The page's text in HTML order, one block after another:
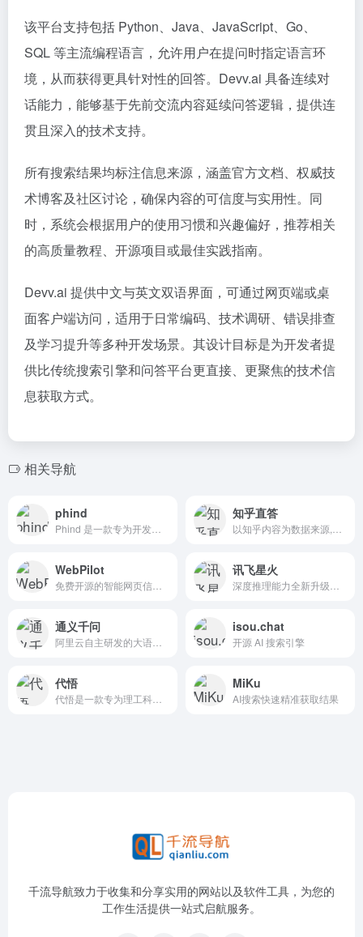
该平台支持包括 Python、Java、JavaScript、Go、
SQL 等主流编程语言，允许用户在提问时指定语言环
境，从而获得更具针对性的回答。Devv.ai 具备连续对
话能力，能够基于先前交流内容延续问答逻辑，提供连
贯且深入的技术支持。
所有搜索结果均标注信息来源，涵盖官方文档、权威技
术博客及社区讨论，确保内容的可信度与实用性。同
时，系统会根据用户的使用习惯和兴趣偏好，推荐相关
的高质量教程、开源项目或最佳实践指南。
Devv.ai 提供中文与英文双语界面，可通过网页端或桌
面客户端访问，适用于日常编码、技术调研、错误排查
及学习提升等多种开发场景。其设计目标是为开发者提
供比传统搜索引擎和问答平台更直接、更聚焦的技术信
息获取方式。
相关导航
phind 知乎直答
WebPilot 讯飞星火
通义千问 isou.chat
开源 AI 搜索引擎
代悟 MiKu
AI搜索快速精准获取结果
千流导航致力于收集和分享实用的网站以及软件工具，为您的
工作生活提供一站式启航服务。